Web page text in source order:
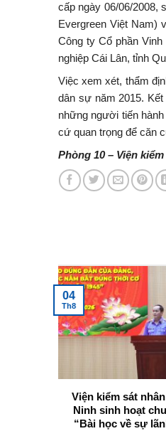
cấp ngày 06/06/2008,
Evergreen Việt Nam)
Công ty Cổ phần
nghiệp Cái Lân, tỉnh
Việc xem xét, thẩm
dân sự năm 2015.
những người tiến
cứ quan trọng để căn
Phòng 10 – Viện
Viện kiểm sát
Ninh sinh hoạt
“Bài học về sự
04
Th8